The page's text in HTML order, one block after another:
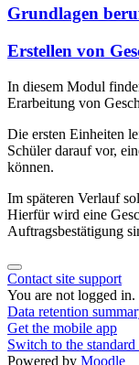
Grundlagen
Erstellen von
In diesem Modul
Erarbeitung von
Die ersten Einheiten
Schüler darauf vor,
können.
Im späteren Verlauf
Hierfür wird eine
Auftragsbestätigung
Contact site support
You are not logged in.
Data retention
Get the mobile app
Switch to the standard
Powered by Moodle